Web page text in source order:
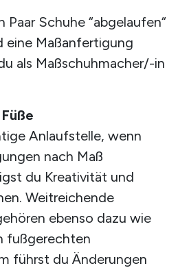
Schuhe “abgelaufen“
eine Maßanfertigung
als Maßschuhmacher/-in
Anlaufstelle, wenn
nach Maß
du Kreativität und
Weitreichende
ebenso dazu wie
fußgerechten
führst du Änderungen